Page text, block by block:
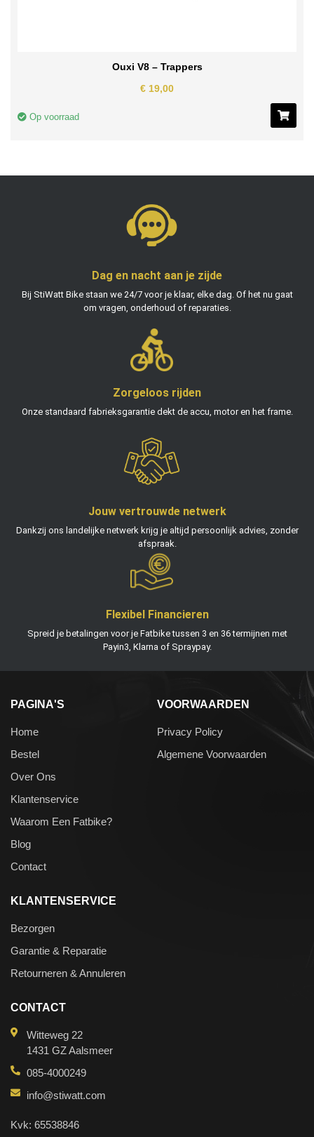
Ouxi V8 – Trappers
€ 19,00
Op voorraad
Dag en nacht aan je zijde
Bij StiWatt Bike staan we 24/7 voor je klaar, elke dag. Of het nu gaat
om vragen, onderhoud of reparaties.
Zorgeloos rijden
Onze standaard fabrieksgarantie dekt de accu, motor en het frame.
Jouw vertrouwde netwerk
Dankzij ons landelijke netwerk krijg je altijd persoonlijk advies, zonder
afspraak.
Flexibel Financieren
Spreid je betalingen voor je Fatbike tussen 3 en 36 termijnen met
Payin3, Klarna of Spraypay.
PAGINA'S
Home
Bestel
Over Ons
Klantenservice
Waarom Een Fatbike?
Blog
Contact
VOORWAARDEN
Privacy Policy
Algemene Voorwaarden
CONTACT
Witteweg 22
1431 GZ Aalsmeer
085-4000249
info@stiwatt.com
Kvk: 65538846
KLANTENSERVICE
Bezorgen
Garantie & Reparatie
Retourneren & Annuleren